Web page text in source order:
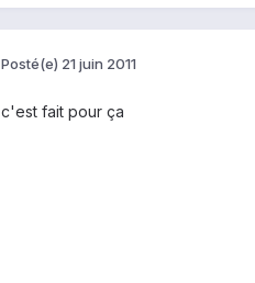
Posté(e) 21 juin 2011
c'est fait pour ça